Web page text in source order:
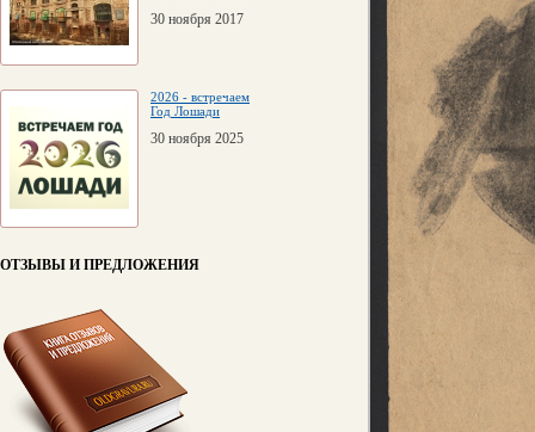
30 ноября 2017
2026 - встречаем
Год Лошади
30 ноября 2025
ОТЗЫВЫ И ПРЕДЛОЖЕНИЯ